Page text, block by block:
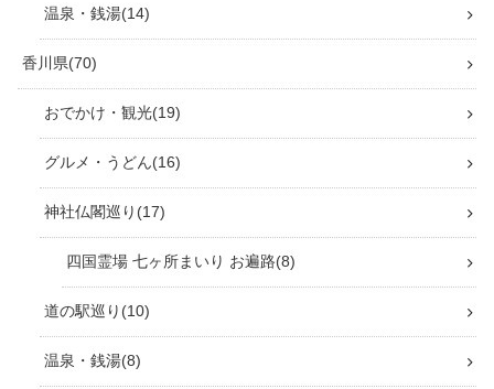
温泉・銭湯 14
香川県 70
おでかけ・観光 19
グルメ・うどん 16
神社仏閣巡り 17
四国霊場 七ヶ所まいり お遍路 8
道の駅巡り 10
温泉・銭湯 8